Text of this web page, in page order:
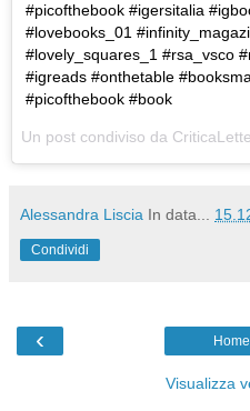
#picofthebook #igersitalia
#lovebooks_01
#lovely_squares_1 #rsa_vsco
#igreads #onthetable
#picofthebook #book
Un post condiviso da
Alessandra Liscia In data...
Condividi
‹
Visualizza